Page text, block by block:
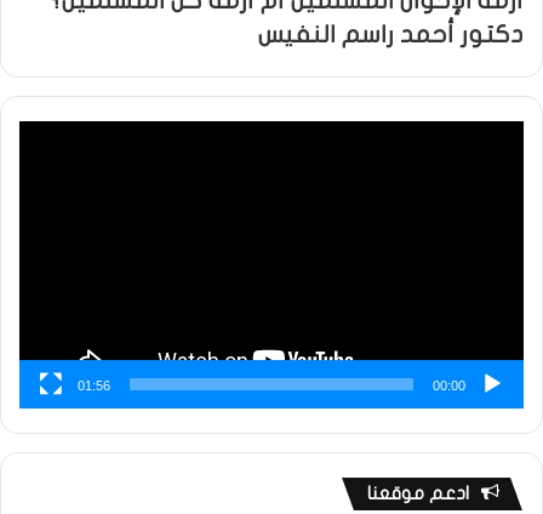
دكتور أحمد راسم النفيس
00:00
01:56
ادعم موقعنا